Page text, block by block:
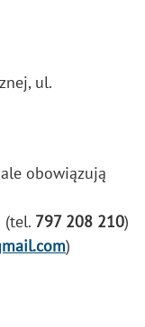
ul.
obowiązują
(tel. 797 208 210)
)